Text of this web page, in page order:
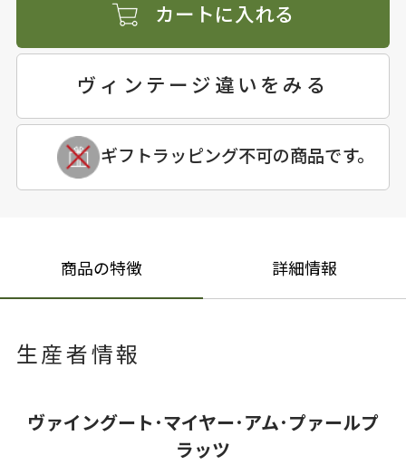
カートに入れる
ヴィンテージ違いをみる
ギフトラッピング不可の商品です。
商品の特徴 詳細情報
生産者情報
ヴァイングート･マイヤー･アム･プァールプ
ラッツ